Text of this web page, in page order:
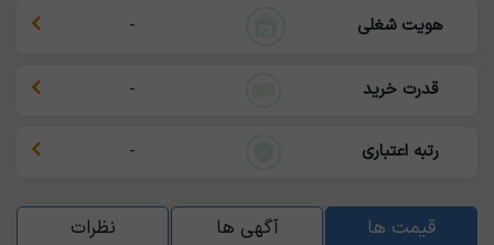
هویت شغلی -
قدرت خرید -
رتبه اعتباری -
قیمت ها آگهی ها نظرات